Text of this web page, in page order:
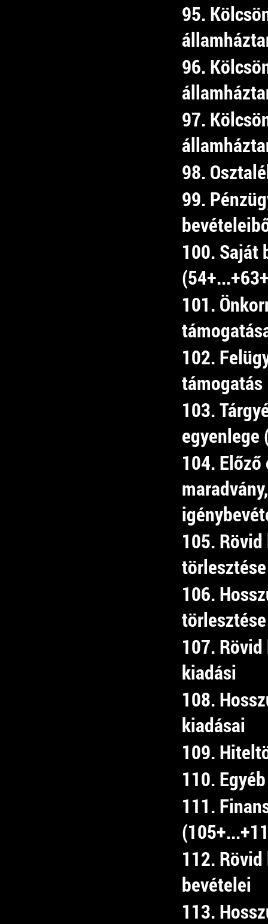
95.
96.
97.
98.
99.
100. Saját
101.
102.
támogatás
103.
104.
105.
törlesztése
106.
törlesztése
107.
kiadási
108.
kiadásai
109.
110.
111.
112.
bevételei
113.